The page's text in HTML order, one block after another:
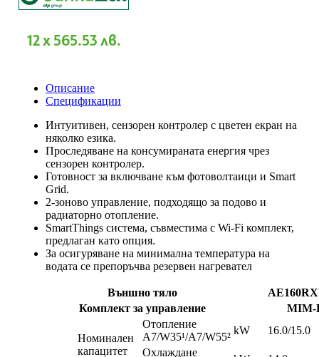
12 x 565.53 лв.
Описание
Спецификации
Интуитивен, сензорен контролер с цветен екран на
няколко езика.
Проследяване на консумираната енергия чрез
сензорен контролер.
Готовност за включване към фотоволтаици и Smart
Grid.
2-зоново управление, подходящо за подово и
радиаторно отопление.
SmartThings система, съвместима с Wi-Fi комплект,
предлаган като опция.
За осигуряване на минимална температура на
водата се препоръчва резервен нагревател
Външно тяло
Комплект за управление
MIM-
Номинален
капацитет
Отопление
A7/W35¹/A7/W55²
kW
16.0/15.0
Охлаждане